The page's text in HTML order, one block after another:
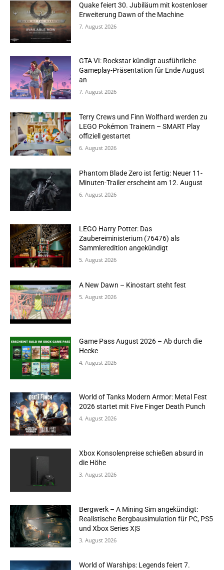
Quake feiert 30. Jubiläum mit kostenloser
Erweiterung Dawn of the Machine
7. August 2026
GTA VI: Rockstar kündigt ausführliche
Gameplay-Präsentation für Ende August
an
7. August 2026
Terry Crews und Finn Wolfhard werden zu
LEGO Pokémon Trainern – SMART Play
offiziell gestartet
6. August 2026
Phantom Blade Zero ist fertig: Neuer 11-
Minuten-Trailer erscheint am 12. August
6. August 2026
LEGO Harry Potter: Das
Zaubereiministerium (76476) als
Sammleredition angekündigt
5. August 2026
A New Dawn – Kinostart steht fest
5. August 2026
Game Pass August 2026 – Ab durch die
Hecke
4. August 2026
World of Tanks Modern Armor: Metal Fest
2026 startet mit Five Finger Death Punch
4. August 2026
Xbox Konsolenpreise schießen absurd in
die Höhe
3. August 2026
Bergwerk – A Mining Sim angekündigt:
Realistische Bergbausimulation für PC, PS5
und Xbox Series X|S
3. August 2026
World of Warships: Legends feiert 7.